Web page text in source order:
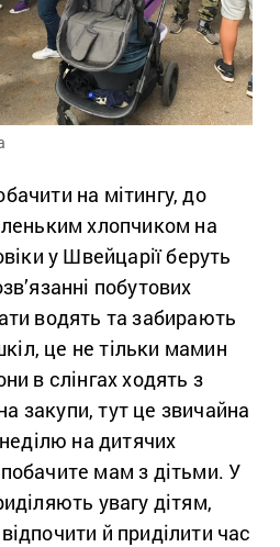
на мітингу, до
хлопчиком на
у Швейцарії беруть
побутових
водять та забирають
це не тільки мамин
в слінгах ходять з
закупи, тут це звичайна
на дитячих
мам з дітьми. У
увагу дітям,
й приділити час